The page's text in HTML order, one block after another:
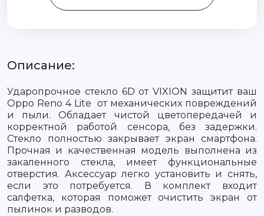
Описание:
Ударопрочное стекло 6D от VIXION защитит ваш
Oppo Reno 4 Lite от механических повреждений
и пыли. Обладает чистой цветопередачей и
корректной работой сенсора, без задержки.
Стекло полностью закрывает экран смартфона.
Прочная и качественная модель выполнена из
закаленного стекла, имеет функциональные
отверстия. Аксессуар легко установить и снять,
если это потребуется. В комплект входит
салфетка, которая поможет очистить экран от
пылинок и разводов.